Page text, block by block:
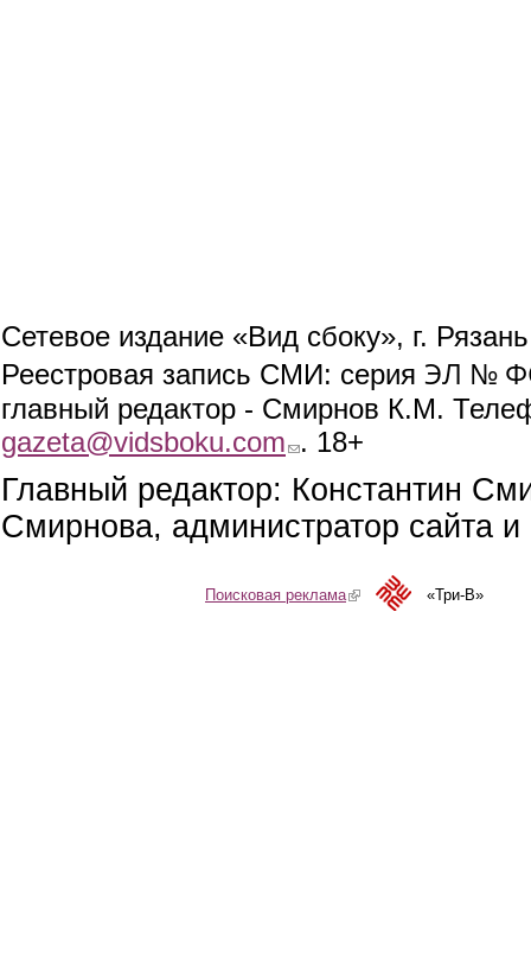
Сетевое издание «Вид сбоку», г.
Реестровая запись СМИ: серия ЭЛ №
главный редактор - Смирнов К.М.
gazeta@vidsboku.com (link sends e-mail)
. 18+
Главный редактор: Константин
Смирнова, администратор сайта
Поисковая реклама(link is external)«Три-В»